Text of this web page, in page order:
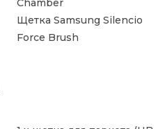
Chamber
Щетка Samsung Silencio
Force Brush